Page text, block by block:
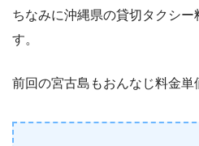
ちなみに沖縄県の貸切タクシ
す。
前回の宮古島もおんなじ料金単